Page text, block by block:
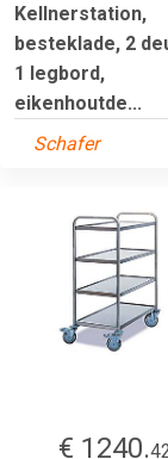
Kellnerstation,
besteklade, 2
1 legbord,
eikenhoutde...
Schafer
€ 1240.